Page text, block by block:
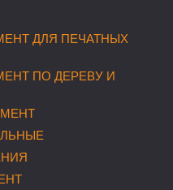
ДЛЯ ПЕЧАТНЫХ
ПО ДЕРЕВУ И